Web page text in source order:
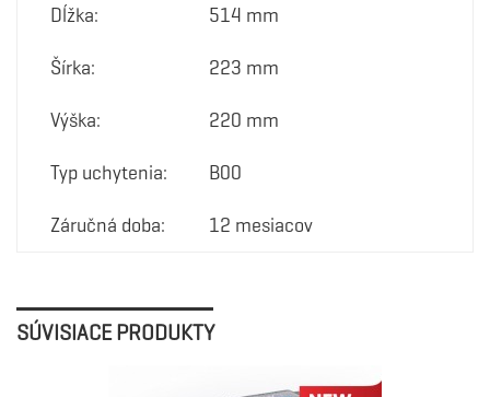
Dĺžka: 514 mm
Šírka: 223 mm
Výška: 220 mm
Typ uchytenia: B00
Záručná doba: 12 mesiacov
SÚVISIACE PRODUKTY